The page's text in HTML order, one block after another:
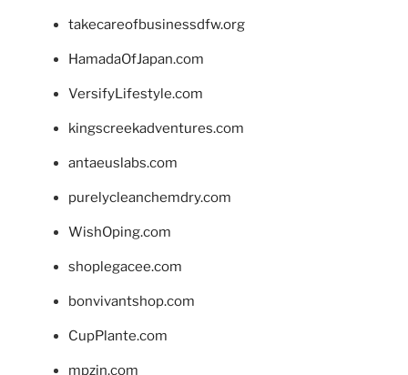
takecareofbusinessdfw.org
HamadaOfJapan.com
VersifyLifestyle.com
kingscreekadventures.com
antaeuslabs.com
purelycleanchemdry.com
WishOping.com
shoplegacee.com
bonvivantshop.com
CupPlante.com
mpzin.com